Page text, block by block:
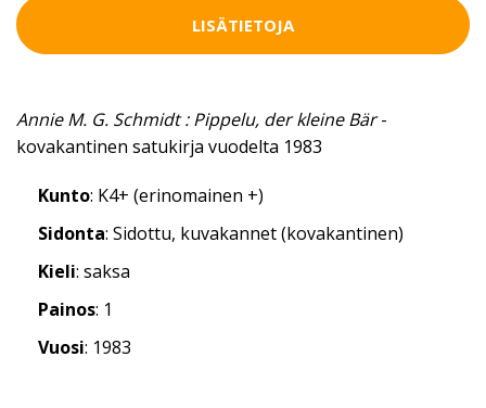
LISÄTIETOJA
Annie M. G. Schmidt : Pippelu, der kleine Bär-
kovakantinen satukirja vuodelta 1983
Kunto: K4+ (erinomainen +)
Sidonta: Sidottu, kuvakannet (kovakantinen)
Kieli: saksa
Painos: 1
Vuosi: 1983